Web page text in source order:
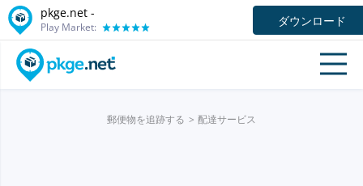
pkge.net -
Play Market: ダウンロード
郵便物を追跡する 配達サービス